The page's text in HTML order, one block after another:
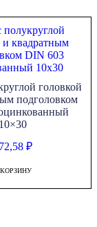
головкой
подголовком
10×30
₽